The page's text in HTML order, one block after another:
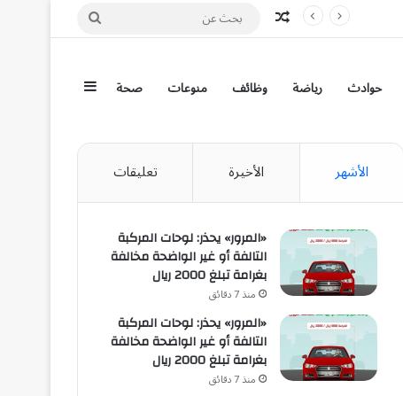
مقال عشوائي
بحث
حوادث رياضة وظائف منوعات صحة إضافة عمود
الأشهر الأخيرة تعليقات
«المرور» يحذر: لوحات المركبة
التالفة أو غير الواضحة مخالفة
بغرامة تبلغ 2000 ريال
منذ 7 دقائق
«المرور» يحذر: لوحات المركبة
التالفة أو غير الواضحة مخالفة
بغرامة تبلغ 2000 ريال
منذ 7 دقائق